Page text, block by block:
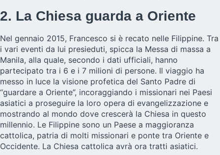
2. La Chiesa guarda a Oriente
Nel gennaio 2015, Francesco si è recato nelle Filippine. Tra
i vari eventi da lui presieduti, spicca la Messa di massa a
Manila, alla quale, secondo i dati ufficiali, hanno
partecipato tra i 6 e i 7 milioni di persone. Il viaggio ha
messo in luce la visione profetica del Santo Padre di
“guardare a Oriente”, incoraggiando i missionari nei Paesi
asiatici a proseguire la loro opera di evangelizzazione e
mostrando al mondo dove crescerà la Chiesa in questo
millennio. Le Filippine sono un Paese a maggioranza
cattolica, patria di molti missionari e ponte tra Oriente e
Occidente. La Chiesa cattolica avrà ora tratti asiatici.